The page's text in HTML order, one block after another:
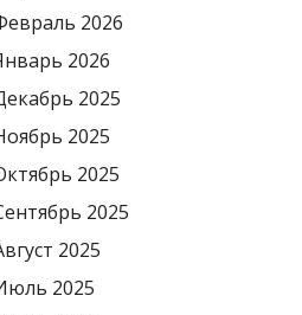
2026
2026
2025
2025
2025
2025
2025
2025